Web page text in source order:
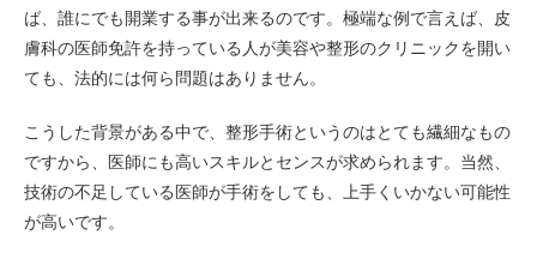
ば、誰にでも開業する事が出来るのです。極端な例で言えば、皮
膚科の医師免許を持っている人が美容や整形のクリニックを開い
ても、法的には何ら問題はありません。
こうした背景がある中で、整形手術というのはとても繊細なもの
ですから、医師にも高いスキルとセンスが求められます。当然、
技術の不足している医師が手術をしても、上手くいかない可能性
が高いです。